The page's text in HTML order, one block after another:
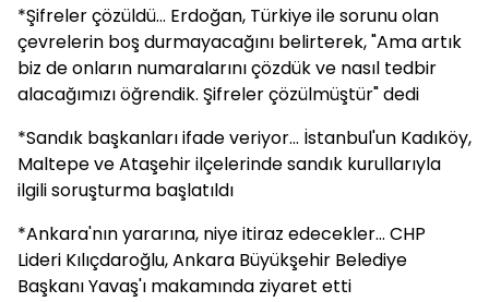
*Şifreler çözüldü... Erdoğan, Türkiye ile sorunu olan
çevrelerin boş durmayacağını belirterek, "Ama artık
biz de onların numaralarını çözdük ve nasıl tedbir
alacağımızı öğrendik. Şifreler çözülmüştür" dedi
*Sandık başkanları ifade veriyor... İstanbul'un Kadıköy,
Maltepe ve Ataşehir ilçelerinde sandık kurullarıyla
ilgili soruşturma başlatıldı
*Ankara'nın yararına, niye itiraz edecekler... CHP
Lideri Kılıçdaroğlu, Ankara Büyükşehir Belediye
Başkanı Yavaş'ı makamında ziyaret etti